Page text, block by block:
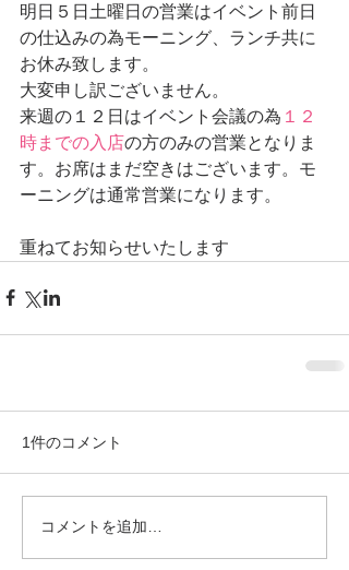
明日５日土曜日の営業はイベント前日
の仕込みの為モーニング、ランチ共に
お休み致します。
大変申し訳ございません。
来週の１２日はイベント会議の為 １２
時までの入店の方のみの営業となりま
す。お席はまだ空きはございます。モ
ーニングは通常営業になります。
重ねてお知らせいたします
1件のコメント
コメントを追加…